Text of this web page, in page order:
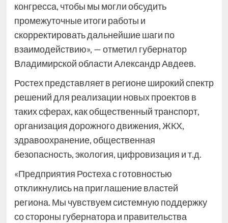
конгресса, чтобы мы могли обсудить
промежуточные итоги работы и
скорректировать дальнейшие шаги по
взаимодействию», — отметил губернатор
Владимирской области Александр Авдеев.
Ростех представляет в регионе широкий спектр
решений для реализации новых проектов в
таких сферах, как общественный транспорт,
организация дорожного движения, ЖКХ,
здравоохранение, общественная
безопасность, экология, цифровизация и т.д.
«Предприятия Ростеха с готовностью
откликнулись на приглашение властей
региона. Мы чувствуем системную поддержку
со стороны губернатора и правительства